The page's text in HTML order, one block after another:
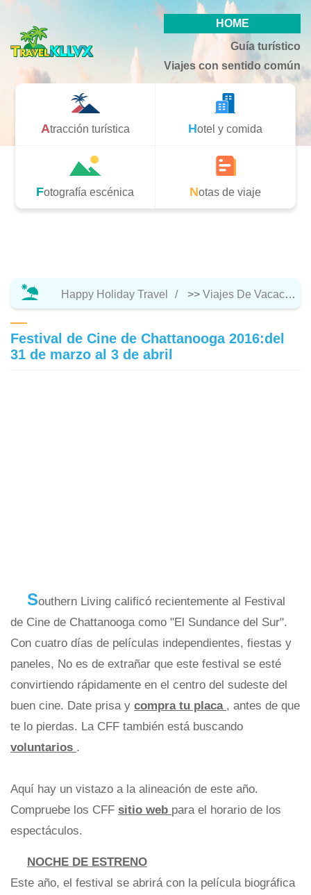
HOME
Guía turístico
Viajes con sentido común
Atracción turística Hotel y comida
Fotografía escénica Notas de viaje
Happy Holiday Travel >> Viajes De Vacaciones
Festival de Cine de Chattanooga 2016:del
31 de marzo al 3 de abril
Southern Living calificó recientemente al Festival
de Cine de Chattanooga como "El Sundance del Sur".
Con cuatro días de películas independientes, fiestas y
paneles, No es de extrañar que este festival se esté
convirtiendo rápidamente en el centro del sudeste del
buen cine. Date prisa y compra tu placa , antes de que
te lo pierdas. La CFF también está buscando
voluntarios .
Aquí hay un vistazo a la alineación de este año.
Compruebe los CFF sitio web para el horario de los
espectáculos.
NOCHE DE ESTRENO
Este año, el festival se abrirá con la película biográfica